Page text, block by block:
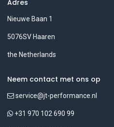
Adres
Nieuwe Baan 1
5076SV Haaren
the Netherlands
Neem contact met ons op
service@jt-performance.nl
+31 970 102 690 99